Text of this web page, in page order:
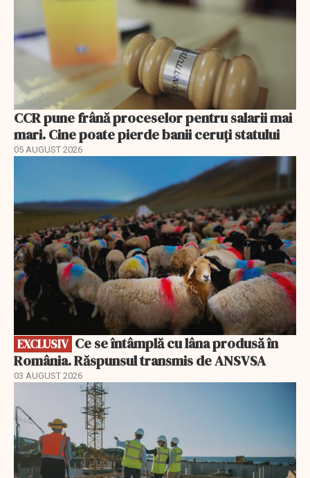
CCR pune frână proceselor pentru salarii mai
mari. Cine poate pierde banii ceruți statului
05 AUGUST 2026
EXCLUSIV
România. Răspunsul transmis de ANSVSA
03 AUGUST 2026